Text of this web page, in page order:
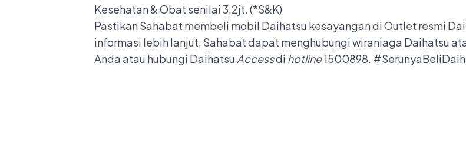
Kesehatan & Obat senilai 3,2jt. (*S&K)
Pastikan Sahabat membeli mobil Daihatsu kesayangan di Outlet resmi
informasi lebih lanjut, Sahabat dapat menghubungi wiraniaga Daihatsu
Anda atau hubungi Daihatsu Accessdi hotline1500898.